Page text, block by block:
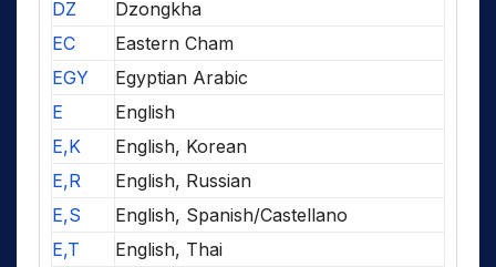
DZ
Dzongkha
EC
Eastern Cham
EGY
Egyptian Arabic
E
English
E,K
English, Korean
E,R
English, Russian
E,S
English, Spanish/Castellano
E,T
English, Thai